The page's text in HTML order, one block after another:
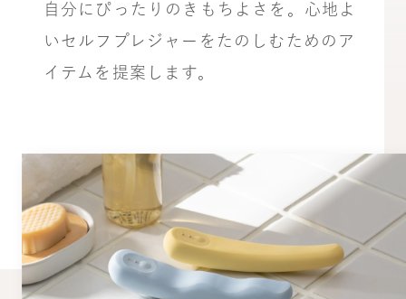
自分にぴったりのきもちよさを。心地よ
いセルフプレジャーをたのしむためのア
イテムを提案します。